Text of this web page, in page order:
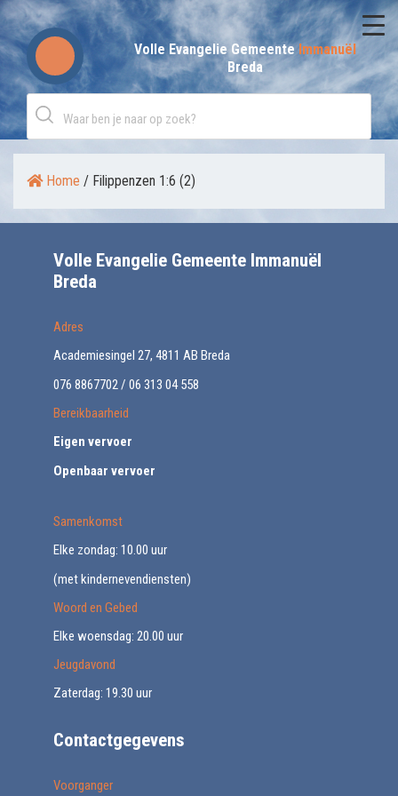
Skip
to
content
Volle Evangelie GemeenteImmanuël
Breda
Home / Filippenzen 1:6 (2)
Volle Evangelie Gemeente Immanuël
Breda
Adres
Academiesingel 27, 4811 AB Breda
076 8867702 / 06 313 04 558
Bereikbaarheid
Eigen vervoer
Openbaar vervoer
Samenkomst
Elke zondag: 10.00 uur
(met kindernevendiensten)
Woord en Gebed
Elke woensdag: 20.00 uur
Jeugdavond
Zaterdag: 19.30 uur
Contactgegevens
Voorganger